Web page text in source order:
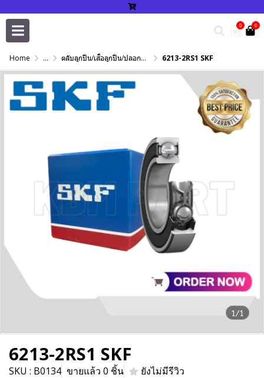
0 0
Home ... ตลับลูกปืน/เสื้อลูกปืน/ปลอกปรับเพลา/แหวนกำหนด/เพลาฮาร์ดโครม 6213-2RS1 SKF
1/1
6213-2RS1 SKF
SKU : B0134 ขายแล้ว 0 ชิ้น
ยังไม่มีรีวิว